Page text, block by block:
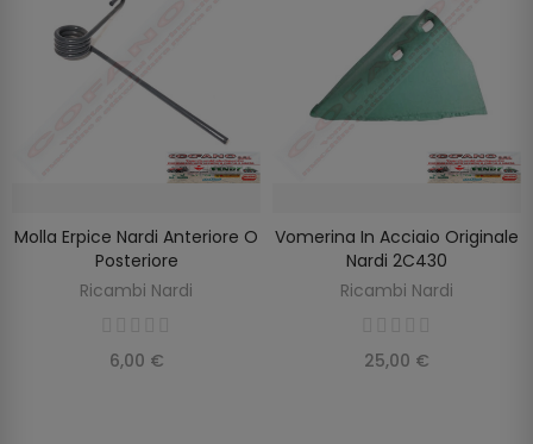
SELEZIONA OPZIONI
Molla Erpice Nardi Anteriore O
Posteriore
Ricambi Nardi
6,00 €
AGGIUNGI AL CARRELLO
Vomerina In Acciaio Originale
Nardi 2C430
Ricambi Nardi
25,00 €